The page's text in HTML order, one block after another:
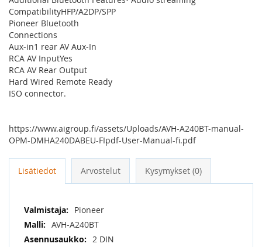
CompatibilityHFP/A2DP/SPP
Pioneer Bluetooth
Connections
Aux-in1 rear AV Aux-In
RCA AV InputYes
RCA AV Rear Output
Hard Wired Remote Ready
ISO connector.
https://www.aigroup.fi/assets/Uploads/AVH-A240BT-manual-
OPM-DMHA240DABEU-FIpdf-User-Manual-fi.pdf
Lisätiedot Arvostelut Kysymykset (0)
Lisätietoja
Pioneer
AVH-A240BT
2 DIN